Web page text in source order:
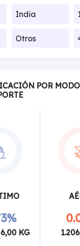
India
Otros
POR
KG